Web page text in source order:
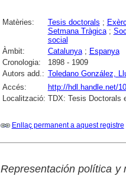
Matèries: Tesis doctorals ;
Setmana Tràgica;
social
Àmbit:
Catalunya; Espanya
Cronologia:
1898 - 1909
Autors add.: Toledano González,
Accés:
http://hdl.handle.net/
Localització: TDX: Tesis Doctorals
Enllaç permanent a aquest registre
Representación política y